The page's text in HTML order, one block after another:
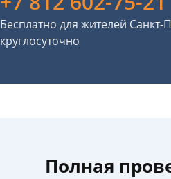
Бесплатно для жителей
круглосуточно
Полная